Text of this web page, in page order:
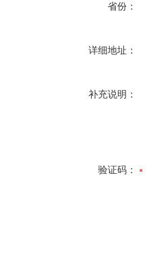
省份：
详细地址：
补充说明：
验证码：